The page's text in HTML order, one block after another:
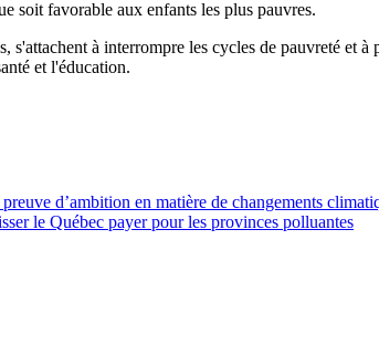
soit favorable aux enfants les plus pauvres.
à interrompre les cycles de pauvreté et
et l'éducation.
d’ambition en matière de changements
le Québec payer pour les provinces polluantes